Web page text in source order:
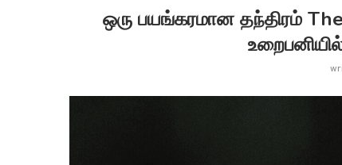
ஒரு பயங்கரமான தந்திரம்